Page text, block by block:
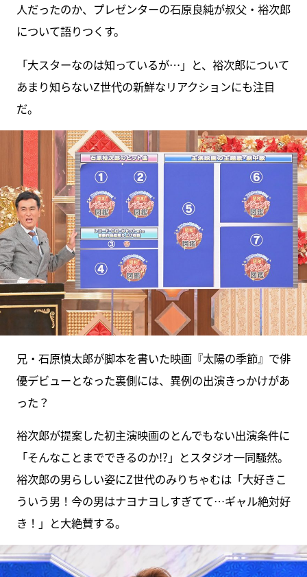
人だったのか、プレゼンターの石原良純が叔父・裕次郎
について語りつくす。
「大スターなのは知っているが…」と、裕次郎について
あまり知らないZ世代の新鮮なリアクションにも注目
だ。
兄・石原慎太郎が脚本を書いた映画『太陽の季節』で俳
優デビューとなった裏側には、異例の出演きっかけがあ
った？
裕次郎が提案した初主演映画のとんでもない出演条件に
「そんなことまでできるのか!?」とスタジオ一同騒然。
裕次郎の男らしい姿にZ世代のみりちゃむは「大好きこ
ういう男！今の男はナヨナヨしすぎてて…ギャル絶対好
き！」と大絶賛する。